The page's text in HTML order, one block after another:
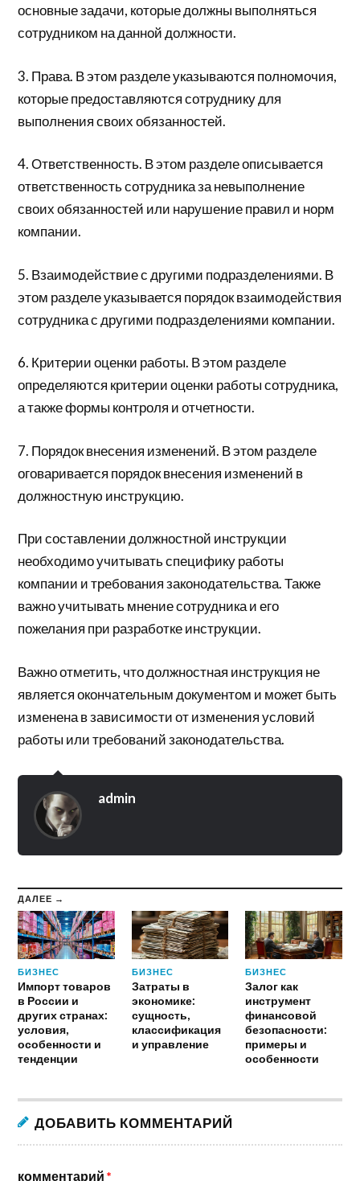
основные задачи, которые должны выполняться
сотрудником на данной должности.
3. Права. В этом разделе указываются полномочия,
которые предоставляются сотруднику для
выполнения своих обязанностей.
4. Ответственность. В этом разделе описывается
ответственность сотрудника за невыполнение
своих обязанностей или нарушение правил и норм
компании.
5. Взаимодействие с другими подразделениями. В
этом разделе указывается порядок взаимодействия
сотрудника с другими подразделениями компании.
6. Критерии оценки работы. В этом разделе
определяются критерии оценки работы сотрудника,
а также формы контроля и отчетности.
7. Порядок внесения изменений. В этом разделе
оговаривается порядок внесения изменений в
должностную инструкцию.
При составлении должностной инструкции
необходимо учитывать специфику работы
компании и требования законодательства. Также
важно учитывать мнение сотрудника и его
пожелания при разработке инструкции.
Важно отметить, что должностная инструкция не
является окончательным документом и может быть
изменена в зависимости от изменения условий
работы или требований законодательства.
admin
ДАЛЕЕ →
БИЗНЕС
Импорт товаров
в России и
других странах:
условия,
особенности и
тенденции
БИЗНЕС
Затраты в
экономике:
сущность,
классификация
и управление
БИЗНЕС
Залог как
инструмент
финансовой
безопасности:
примеры и
особенности
ДОБАВИТЬ КОММЕНТАРИЙ
комментарий *